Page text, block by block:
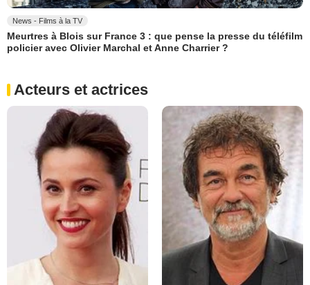
News - Films à la TV
Meurtres à Blois sur France 3 : que pense la presse du téléfilm
policier avec Olivier Marchal et Anne Charrier ?
Acteurs et actrices